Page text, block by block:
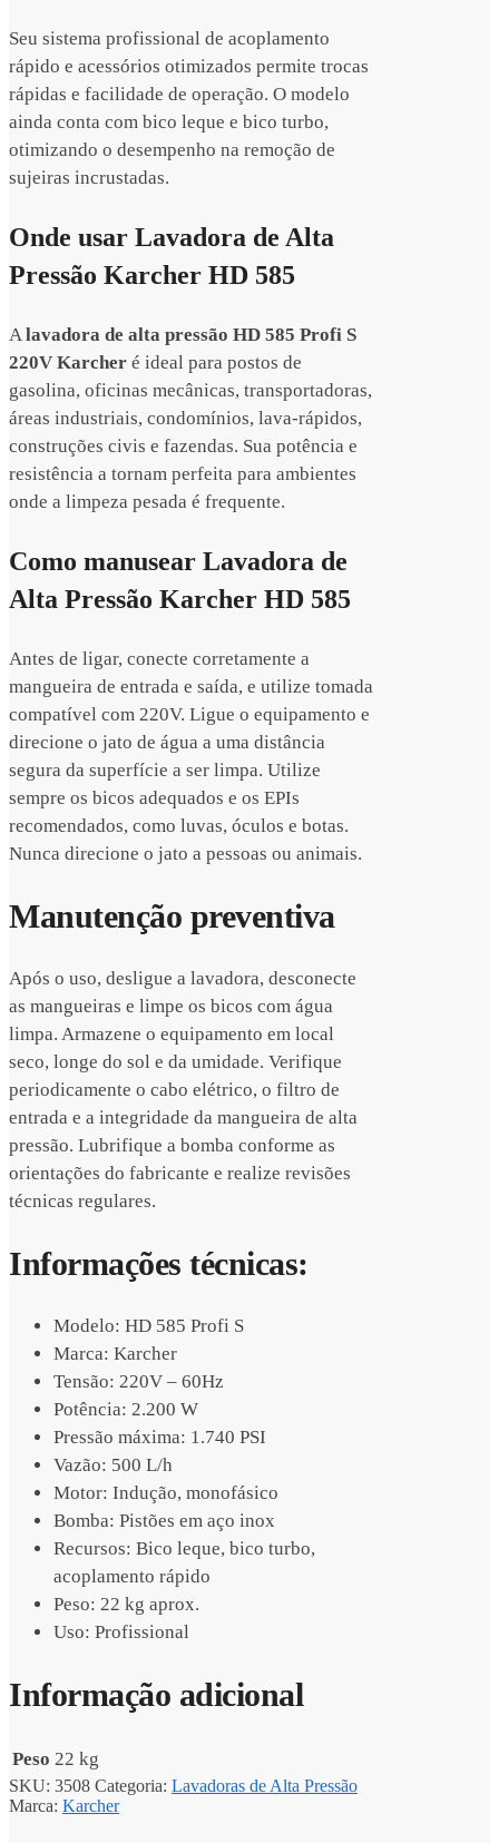
Seu sistema profissional de acoplamento
rápido e acessórios otimizados permite trocas
rápidas e facilidade de operação. O modelo
ainda conta com bico leque e bico turbo,
otimizando o desempenho na remoção de
sujeiras incrustadas.
Onde usar Lavadora de Alta
Pressão Karcher HD 585
Alavadora de alta pressão HD 585 Profi S
220V Karcher é ideal para postos de
gasolina, oficinas mecânicas, transportadoras,
áreas industriais, condomínios, lava-rápidos,
construções civis e fazendas. Sua potência e
resistência a tornam perfeita para ambientes
onde a limpeza pesada é frequente.
Como manusear Lavadora de
Alta Pressão Karcher HD 585
Antes de ligar, conecte corretamente a
mangueira de entrada e saída, e utilize tomada
compatível com 220V. Ligue o equipamento e
direcione o jato de água a uma distância
segura da superfície a ser limpa. Utilize
sempre os bicos adequados e os EPIs
recomendados, como luvas, óculos e botas.
Nunca direcione o jato a pessoas ou animais.
Manutenção preventiva
Após o uso, desligue a lavadora, desconecte
as mangueiras e limpe os bicos com água
limpa. Armazene o equipamento em local
seco, longe do sol e da umidade. Verifique
periodicamente o cabo elétrico, o filtro de
entrada e a integridade da mangueira de alta
pressão. Lubrifique a bomba conforme as
orientações do fabricante e realize revisões
técnicas regulares.
Informações técnicas:
Modelo: HD 585 Profi S
Marca: Karcher
Tensão: 220V – 60Hz
Potência: 2.200 W
Pressão máxima: 1.740 PSI
Vazão: 500 L/h
Motor: Indução, monofásico
Bomba: Pistões em aço inox
Recursos: Bico leque, bico turbo,
acoplamento rápido
Peso: 22 kg aprox.
Uso: Profissional
Informação adicional
Peso 22 kg
SKU: 3508 Categoria: Lavadoras de Alta Pressão
Marca: Karcher